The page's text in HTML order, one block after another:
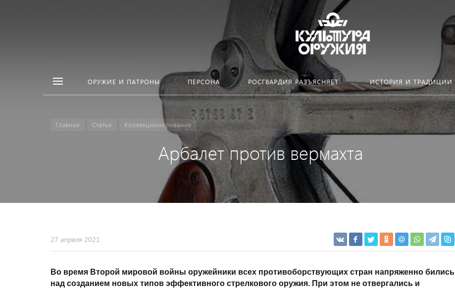
ОРУЖИЕ И ПАТРОНЫ ПЕРСОНА РОСГВАРДИЯ РАЗЪЯСНЯЕТ ИСТОРИЯ И ТРАДИЦИИ
Главная Статьи Коллекционирование
Арбалет против вермахта
27 апреля 2021
Во время Второй мировой войны оружейники всех противоборствующих стран напряженно бились
над созданием новых типов эффективного стрелкового оружия. При этом не отвергались и